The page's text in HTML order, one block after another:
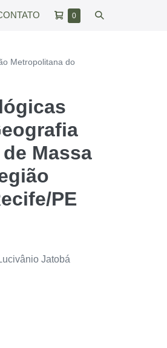
Carrinho
0Itens
Alternar
Metropolitana do
Massa
PE
Jatobá